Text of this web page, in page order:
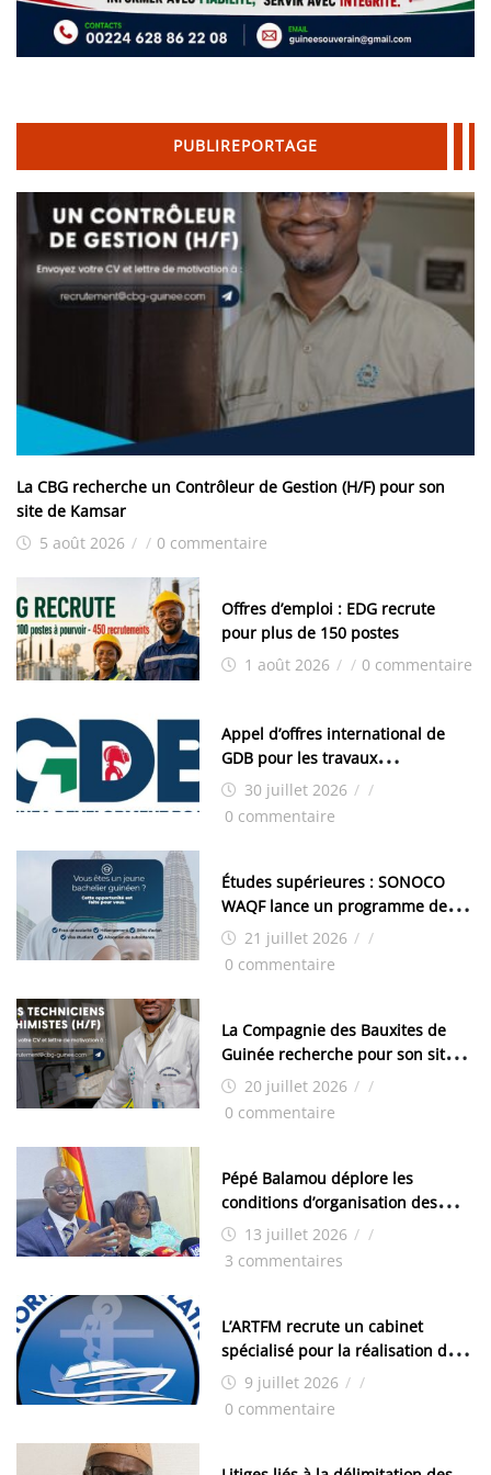
PUBLIREPORTAGE
La CBG recherche un Contrôleur de Gestion (H/F) pour son
site de Kamsar
5 août 2026 / / 0 commentaire
Offres d’emploi : EDG recrute
pour plus de 150 postes
1 août 2026 / / 0 commentaire
Appel d’offres international de
GDB pour les travaux
d’aménagement de la zone
industrielle de FANDJE (PAZIF)
30 juillet 2026 / /
0 commentaire
Études supérieures : SONOCO
WAQF lance un programme de
bourses pour la Malaisie
21 juillet 2026 / /
0 commentaire
La Compagnie des Bauxites de
Guinée recherche pour son site
de Kamsar des techniciens
chimistes (H/F)
20 juillet 2026 / /
0 commentaire
Pépé Balamou déplore les
conditions d’organisation des
examens nationaux : « Si ce sont
les élections, on trouve tous les
13 juillet 2026 / /
3 commentaires
L’ARTFM recrute un cabinet
spécialisé pour la réalisation des
études techniques
9 juillet 2026 / /
0 commentaire